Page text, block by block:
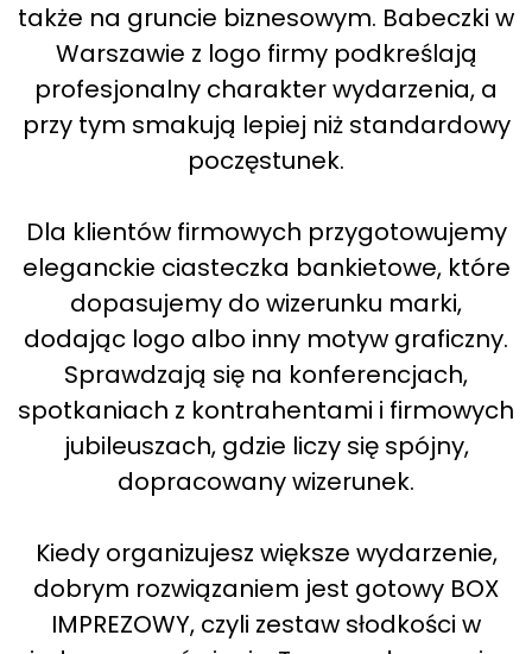
także na gruncie biznesowym. Babeczki w
Warszawie z logo firmy podkreślają
profesjonalny charakter wydarzenia, a
przy tym smakują lepiej niż standardowy
poczęstunek.
Dla klientów firmowych przygotowujemy
eleganckie ciasteczka bankietowe, które
dopasujemy do wizerunku marki,
dodając logo albo inny motyw graficzny.
Sprawdzają się na konferencjach,
spotkaniach z kontrahentami i firmowych
jubileuszach, gdzie liczy się spójny,
dopracowany wizerunek.
Kiedy organizujesz większe wydarzenie,
dobrym rozwiązaniem jest gotowy BOX
IMPREZOWY, czyli zestaw słodkości w